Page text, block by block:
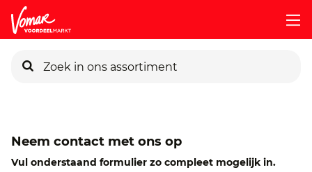
Pincode vergeten
Neem contact met ons op
Vul onderstaand formulier zo compleet mogelijk in.